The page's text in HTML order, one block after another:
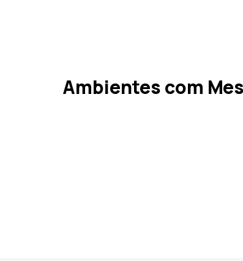
Ambientes com